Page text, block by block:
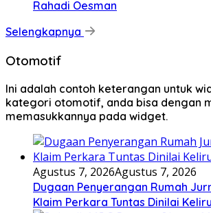
Rahadi Oesman
Selengkapnya
Otomotif
Ini adalah contoh keterangan untuk
kategori otomotif, anda bisa dengan
memasukkannya pada widget.
Agustus 7, 2026Agustus 7, 2026
Dugaan Penyerangan Rumah
Klaim Perkara Tuntas Dinilai Keliru